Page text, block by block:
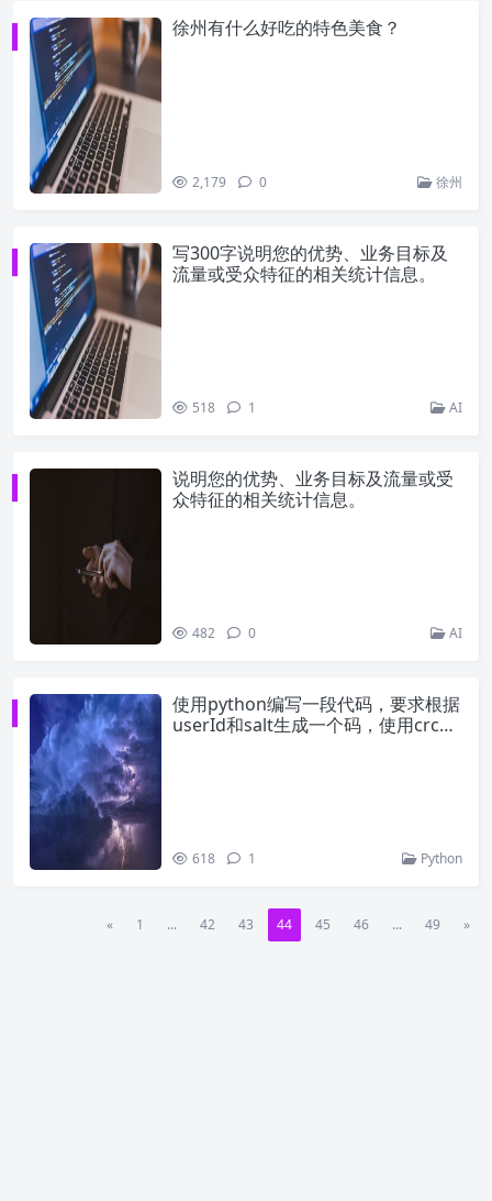
徐州有什么好吃的特色美食？
2,179 0 徐州
写300字说明您的优势、业务目标及
流量或受众特征的相关统计信息。
518 1 AI
说明您的优势、业务目标及流量或受
众特征的相关统计信息。
482 0 AI
使用python编写一段代码，要求根据
userId和salt生成一个码，使用crc等
618 1 Python
« 1 ... 42 43 44 45 46 ... 49 »